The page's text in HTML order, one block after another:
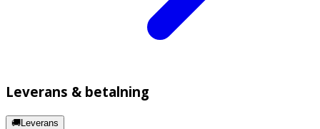
Leverans & betalning
🚚Leverans